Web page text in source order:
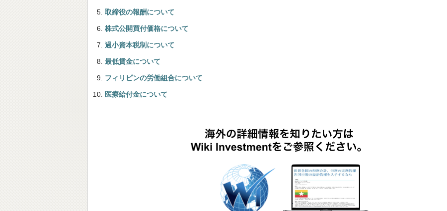
取締役の報酬について
株式公開買付価格について
過小資本税制について
最低賃金について
フィリピンの労働組合について
医療給付金について